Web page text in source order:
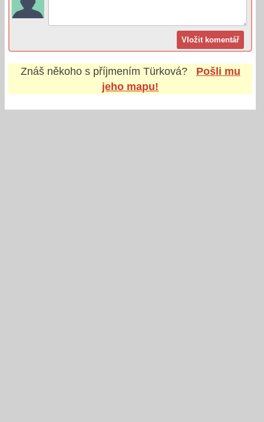
Znáš někoho s příjmením Türková?
Pošli mu
jeho mapu!